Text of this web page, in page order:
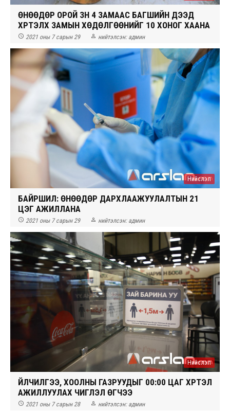
ӨНӨӨДӨР ОРОЙ ЗҮҮН 4 ЗАМААС БАГШИЙН ДЭЭД
ХҮРТЭЛХ ЗАМЫН ХӨДӨЛГӨӨНИЙГ 10 ХОНОГ ХААНА
 2021 оны 7 сарын 29  нийтэлсэн: админ
Нийслэл
БАЙРШИЛ: ӨНӨӨДӨР ДАРХЛААЖУУЛАЛТЫН 21
ЦЭГ АЖИЛЛАНА
 2021 оны 7 сарын 29  нийтэлсэн: админ
Нийслэл
ҮЙЛЧИЛГЭЭ, ХООЛНЫ ГАЗРУУДЫГ 00:00 ЦАГ ХҮРТЭЛ
АЖИЛЛУУЛАХ ЧИГЛЭЛ ӨГЧЭЭ
 2021 оны 7 сарын 28  нийтэлсэн: админ